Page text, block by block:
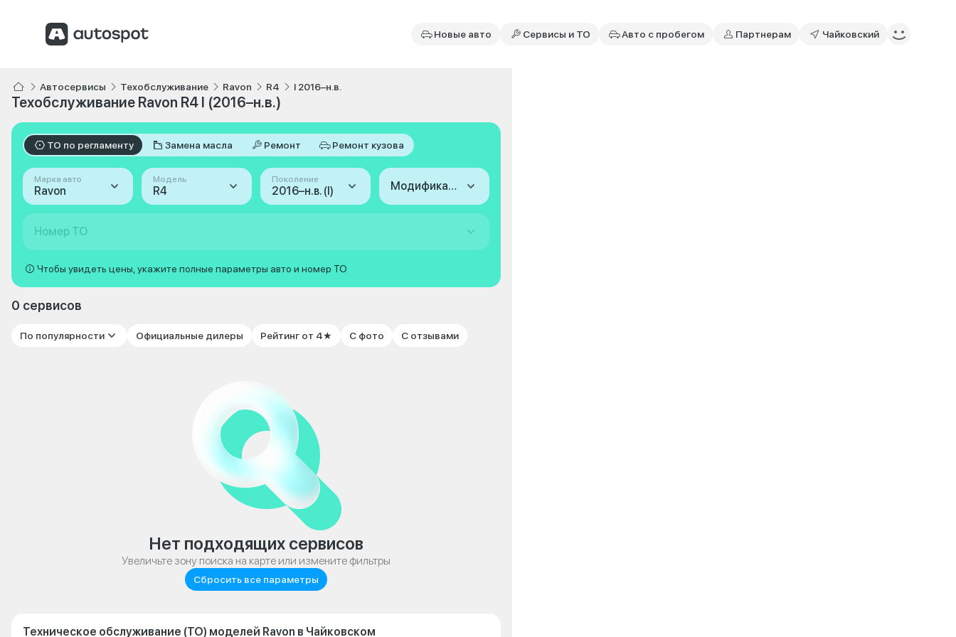
Новые авто Сервисы и ТО Авто с пробегом Партнерам Чайковский
Автосервисы Техобслуживание Ravon R4 I 2016–н.в.
Техобслуживание Ravon R4 I (2016–н.в.)
ТО по регламенту Замена масла Ремонт Ремонт кузова
Марка авто
Ravon
Модель
R4
Поколение
2016–н.в. (I) Модификация
Номер ТО
Чтобы увидеть цены, укажите полные параметры авто и номер ТО
0 сервисов
По популярности Официальные дилеры Рейтинг от 4★ С фото С отзывами
Нет подходящих сервисов
Увеличьте зону поиска на карте или измените фильтры
Сбросить все параметры
Техническое обслуживание (ТО) моделей Ravon в Чайковском